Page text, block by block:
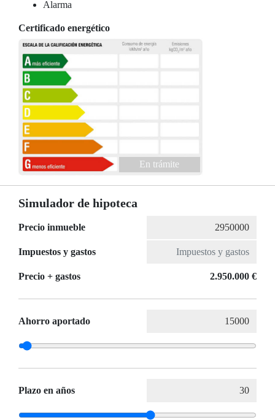
Alarma
Certificado energético
En trámite
Simulador de hipoteca
Precio inmueble
Impuestos y gastos
Precio + gastos 2.950.000 €
Ahorro aportado
Plazo en años